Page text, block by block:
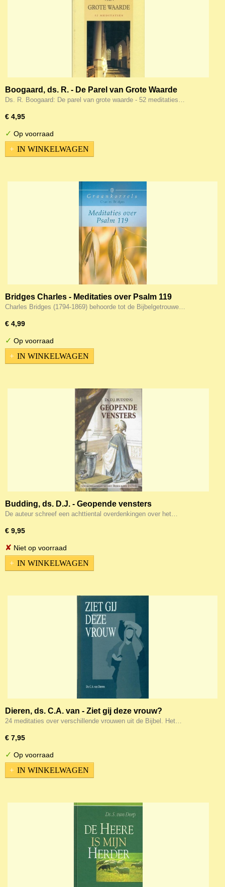
Boogaard, ds. R. - De Parel van Grote Waarde
Ds. R. Boogaard: De parel van grote waarde - 52 meditaties…
€ 4,95
✓ Op voorraad
IN WINKELWAGEN
Bridges Charles - Meditaties over Psalm 119
9789033608896
Charles Bridges (1794-1869) behoorde tot de Bijbelgetrouwe…
€ 4,99
✓ Op voorraad
IN WINKELWAGEN
Budding, ds. D.J. - Geopende vensters
De auteur schreef een achttiental overdenkingen over het…
€ 9,95
✘ Niet op voorraad
IN WINKELWAGEN
Dieren, ds. C.A. van - Ziet gij deze vrouw?
24 meditaties over verschillende vrouwen uit de Bijbel. Het…
€ 7,95
✓ Op voorraad
IN WINKELWAGEN